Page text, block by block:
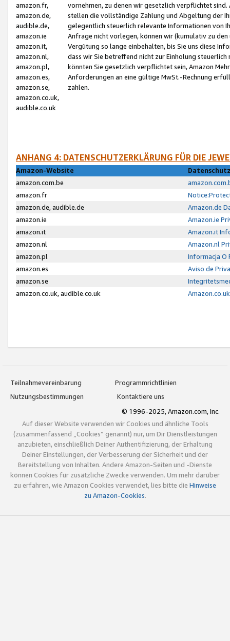
amazon.fr,
amazon.de,
audible.de,
amazon.ie
amazon.it,
amazon.nl,
amazon.pl,
amazon.es,
amazon.se,
amazon.co.uk,
audible.co.uk
vornehmen, zu denen wir gesetzlich verpflichtet
stellen die vollständige Zahlung und Abgeltung der
gelegentlich steuerlich relevante Informationen von
Anfrage nicht vorlegen, können wir (kumulativ zu
Vergütung so lange einbehalten, bis Sie uns diese
dass wir Sie betreffend nicht zur Einholung
könnten Sie gesetzlich verpflichtet sein, Amazon
Anforderungen an eine gültige MwSt.-Rechnung
zahlen.
ANHANG 4: DATENSCHUTZERKLÄRUNG FÜR DIE
Amazon-Website
amazon.com.be
amazon.fr
amazon.de, audible.de
Amazon.de
amazon.ie
Amazon.ie
amazon.it
Amazon.it
amazon.nl
Amazon.nl
amazon.pl
Informacja O
amazon.es
Aviso de
amazon.se
amazon.co.uk, audible.co.uk
Teilnahmevereinbarung
Programmrichtlinien
Nutzungsbestimmungen
Kontaktiere uns
© 1996-2025, Amazon.com, Inc.
Auf dieser Website verwenden wir Cookies und ähnliche Tools
(zusammenfassend „Cookies“ genannt) nur, um Dir Dienstleistungen
anzubieten, einschließlich Deiner Authentifizierung, der Erhaltung
Deiner Einstellungen, der Verbesserung der Sicherheit und der
Bereitstellung von Inhalten. Andere Amazon-Seiten und -Dienste
können Cookies für zusätzliche Zwecke verwenden. Um mehr darüber
zu erfahren, wie Amazon Cookies verwendet, lies bitte die Hinweise
zu Amazon-Cookies.